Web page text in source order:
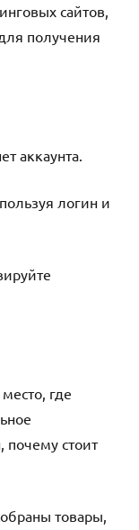
сайтов,
получения
аккаунта.
логин и
где
почему стоит
товары,